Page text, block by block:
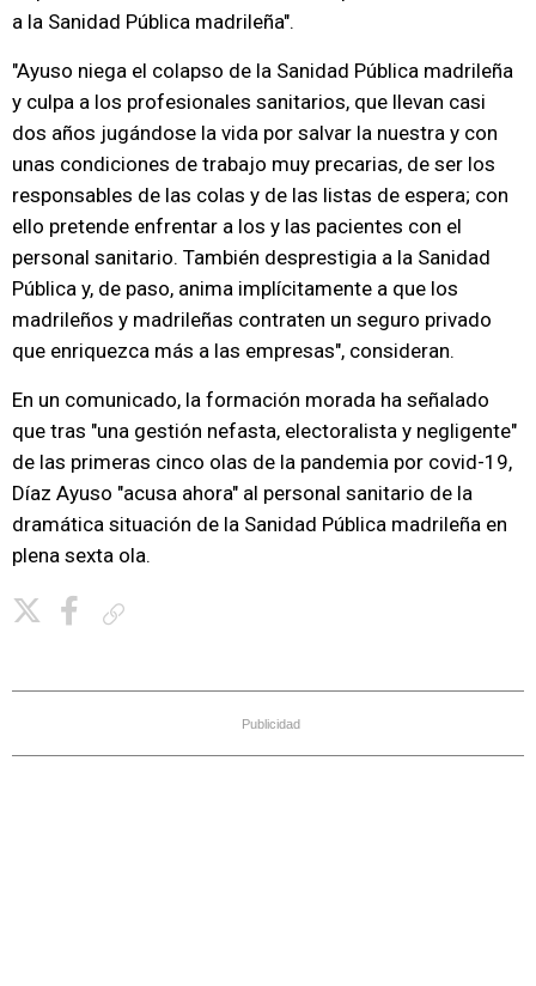
a la Sanidad Pública madrileña".
"Ayuso niega el colapso de la Sanidad Pública madrileña
y culpa a los profesionales sanitarios, que llevan casi
dos años jugándose la vida por salvar la nuestra y con
unas condiciones de trabajo muy precarias, de ser los
responsables de las colas y de las listas de espera; con
ello pretende enfrentar a los y las pacientes con el
personal sanitario. También desprestigia a la Sanidad
Pública y, de paso, anima implícitamente a que los
madrileños y madrileñas contraten un seguro privado
que enriquezca más a las empresas", consideran.
En un comunicado, la formación morada ha señalado
que tras "una gestión nefasta, electoralista y negligente"
de las primeras cinco olas de la pandemia por covid-19,
Díaz Ayuso "acusa ahora" al personal sanitario de la
dramática situación de la Sanidad Pública madrileña en
plena sexta ola.
Publicidad